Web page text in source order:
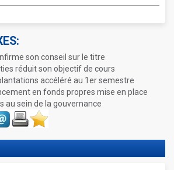
son conseil sur le titre
réduit son objectif de cours
accéléré au 1er semestre
en fonds propres mise en place
au sein de la gouvernance
ImprimerFavoris